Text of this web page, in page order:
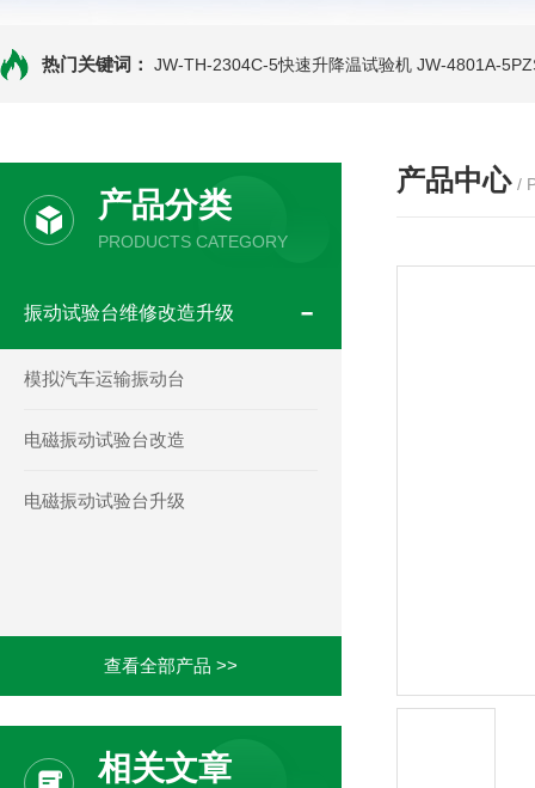
热门关键词： JW-TH-2304C-5快速升降温试验机 JW-4801A-
产品分类
PRODUCTS CATEGORY
振动试验台维修改造升级
模拟汽车运输振动台
电磁振动试验台改造
电磁振动试验台升级
查看全部产品 >>
相关文章
产品中心 /